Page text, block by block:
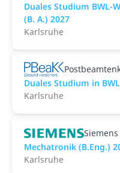
Duales Studium
(B. A.) 2027
Karlsruhe
Duales Studium in
Karlsruhe
Siemens
Mechatronik (B.Eng.)
Karlsruhe